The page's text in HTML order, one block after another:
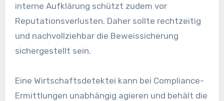
interne Aufklärung schützt zudem vor
Reputationsverlusten. Daher sollte rechtzeitig
und nachvollziehbar die Beweissicherung
sichergestellt sein.
Eine Wirtschaftsdetektei kann bei Compliance-
Ermittlungen unabhängig agieren und behält die